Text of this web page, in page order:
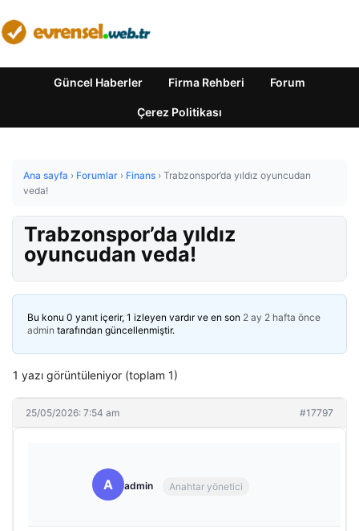
Güncel Haberler Firma Rehberi Forum
Çerez Politikası
Ana sayfa › Forumlar › Finans › Trabzonspor’da yıldız oyuncudan
veda!
Trabzonspor’da yıldız
oyuncudan veda!
Bu konu 0 yanıt içerir, 1 izleyen vardır ve en son 2 ay 2 hafta önce
admin tarafından güncellenmiştir.
1 yazı görüntüleniyor (toplam 1)
25/05/2026: 7:54 am #17797
A admin Anahtar yönetici